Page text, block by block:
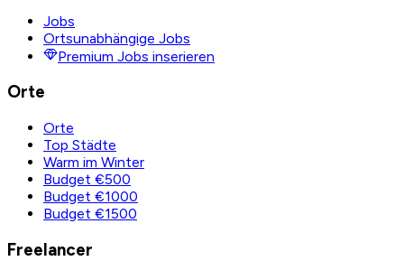
Jobs
Ortsunabhängige Jobs
Premium Jobs inserieren
Orte
Orte
Top Städte
Warm im Winter
Budget €500
Budget €1000
Budget €1500
Freelancer